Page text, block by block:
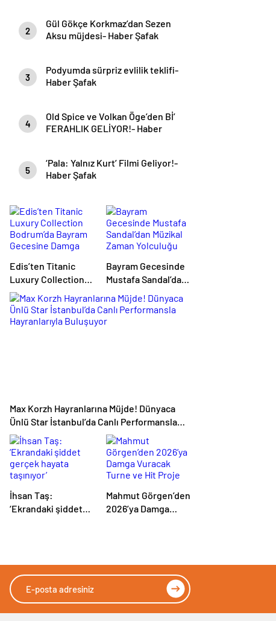
2
Gül Gökçe Korkmaz’dan Sezen
Aksu müjdesi- Haber Şafak
3
Podyumda sürpriz evlilik teklifi-
Haber Şafak
4
Old Spice ve Volkan Öge’den Bİ’
FERAHLIK GELİYOR!- Haber
5
‘Pala: Yalnız Kurt’ Filmi Geliyor!-
Haber Şafak
Edis’ten Titanic
Luxury Collection
Bodrum’da Bayram
Gecesine Damga
Vuran Performans
Bayram Gecesinde
Mustafa Sandal’dan
Müzikal Zaman
Yolculuğu
Max Korzh Hayranlarına Müjde! Dünyaca
Ünlü Star İstanbul’da Canlı Performansla
Hayranlarıyla Buluşuyor
İhsan Taş:
‘Ekrandaki şiddet
Mahmut Görgen’den
2026’ya Damga